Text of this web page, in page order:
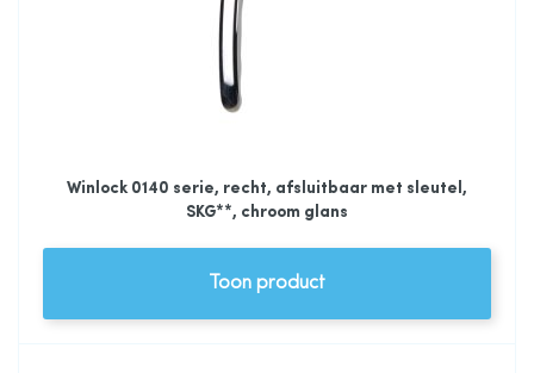
Winlock 0140 serie, recht, afsluitbaar met sleutel,
SKG**, chroom glans
Toon product